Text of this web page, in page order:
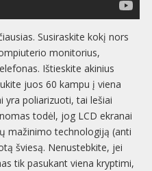
Susiraskite kokį nors
monitorius,
Ištieskite akinius
juos 60 kampu į viena
yra poliarizuoti, tai lešiai
todėl, jog LCD ekranai
mažinimo technologiją (anti
šviesą. Nenustebkite, jei
tik pasukant viena kryptimi,